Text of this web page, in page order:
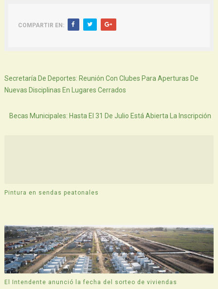
COMPARTIR EN:
Secretaría De Deportes: Reunión Con Clubes Para Aperturas De
Nuevas Disciplinas En Lugares Cerrados
Becas Municipales: Hasta El 31 De Julio Está Abierta La Inscripción
Pintura en sendas peatonales
El Intendente anunció la fecha del sorteo de viviendas